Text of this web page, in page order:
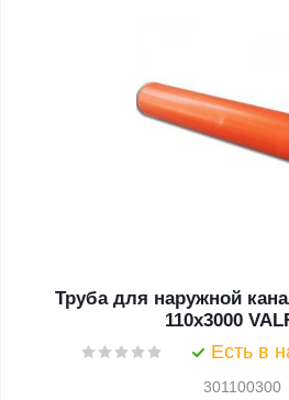
Труба для наружной
110x3000
Есть в
301100300